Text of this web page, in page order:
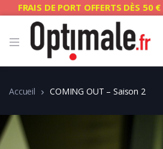
FRAIS DE PORT OFFERTS DÈS 50 €
Accueil COMING OUT – Saison 2